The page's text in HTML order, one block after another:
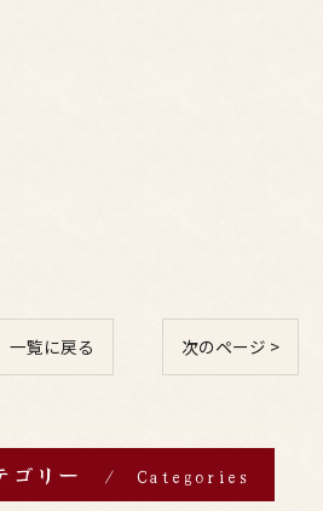
一覧に戻る 次のページ >
ゴリー Categories